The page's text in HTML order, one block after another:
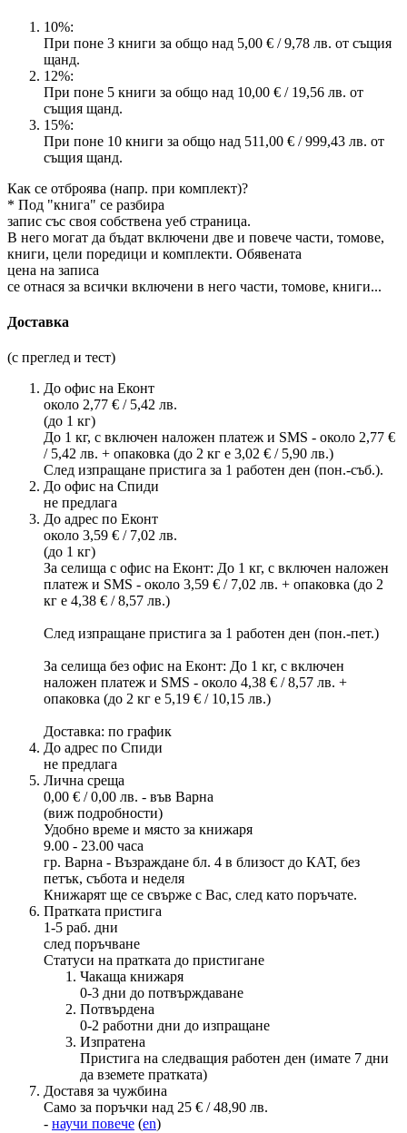
10%:
При поне 3 книги за общо над 5,00 € / 9,78 лв. от същия
щанд.
12%:
При поне 5 книги за общо над 10,00 € / 19,56 лв. от
същия щанд.
15%:
При поне 10 книги за общо над 511,00 € / 999,43 лв. от
същия щанд.
Как се отброява (напр. при комплект)?
* Под "книга" се разбира
запис със своя собствена уеб страница.
В него могат да бъдат включени две и повече части, томове,
книги, цели поредици и комплекти. Обявената
цена на записа
се отнася за всички включени в него части, томове, книги...
Доставка
(с преглед и тест)
До офис на Еконт
около 2,77 € / 5,42 лв.
(до 1 кг)
До 1 кг, с включен наложен платеж и SMS - около 2,77 €
/ 5,42 лв. + опаковка (до 2 кг е 3,02 € / 5,90 лв.)
След изпращане пристига за 1 работен ден (пон.-съб.).
До офис на Спиди
не предлага
До адрес по Еконт
около 3,59 € / 7,02 лв.
(до 1 кг)
За селища с офис на Еконт: До 1 кг, с включен наложен
платеж и SMS - около 3,59 € / 7,02 лв. + опаковка (до 2
кг е 4,38 € / 8,57 лв.)
След изпращане пристига за 1 работен ден (пон.-пет.)
За селища без офис на Еконт: До 1 кг, с включен
наложен платеж и SMS - около 4,38 € / 8,57 лв. +
опаковка (до 2 кг е 5,19 € / 10,15 лв.)
Доставка: по график
До адрес по Спиди
не предлага
Лична среща
0,00 € / 0,00 лв. - във Варна
(виж подробности)
Удобно време и място за книжаря
9.00 - 23.00 часа
гр. Варна - Възраждане бл. 4 в близост до КАТ, без
петък, събота и неделя
Книжарят ще се свърже с Вас, след като поръчате.
Пратката пристига
1-5 раб. дни
след поръчване
Статуси на пратката до пристигане
Чакаща книжаря
0-3 дни до потвърждаване
Потвърдена
0-2 работни дни до изпращане
Изпратена
Пристига на следващия работен ден (имате 7 дни
да вземете пратката)
Доставя за чужбина
Само за поръчки над 25 € / 48,90 лв.
- научи повече (en)